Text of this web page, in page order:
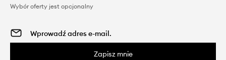
Wybór oferty jest opcjonalny
Zapisz mnie